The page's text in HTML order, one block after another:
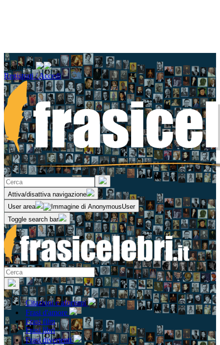
Seguici su
Registrati / Accedi
Attiva/disattiva navigazione
User area
Toggle search bar
Citazioni e aforismi
Frasi d'amore
Frasi film
Frasi libri
Frasi divertenti